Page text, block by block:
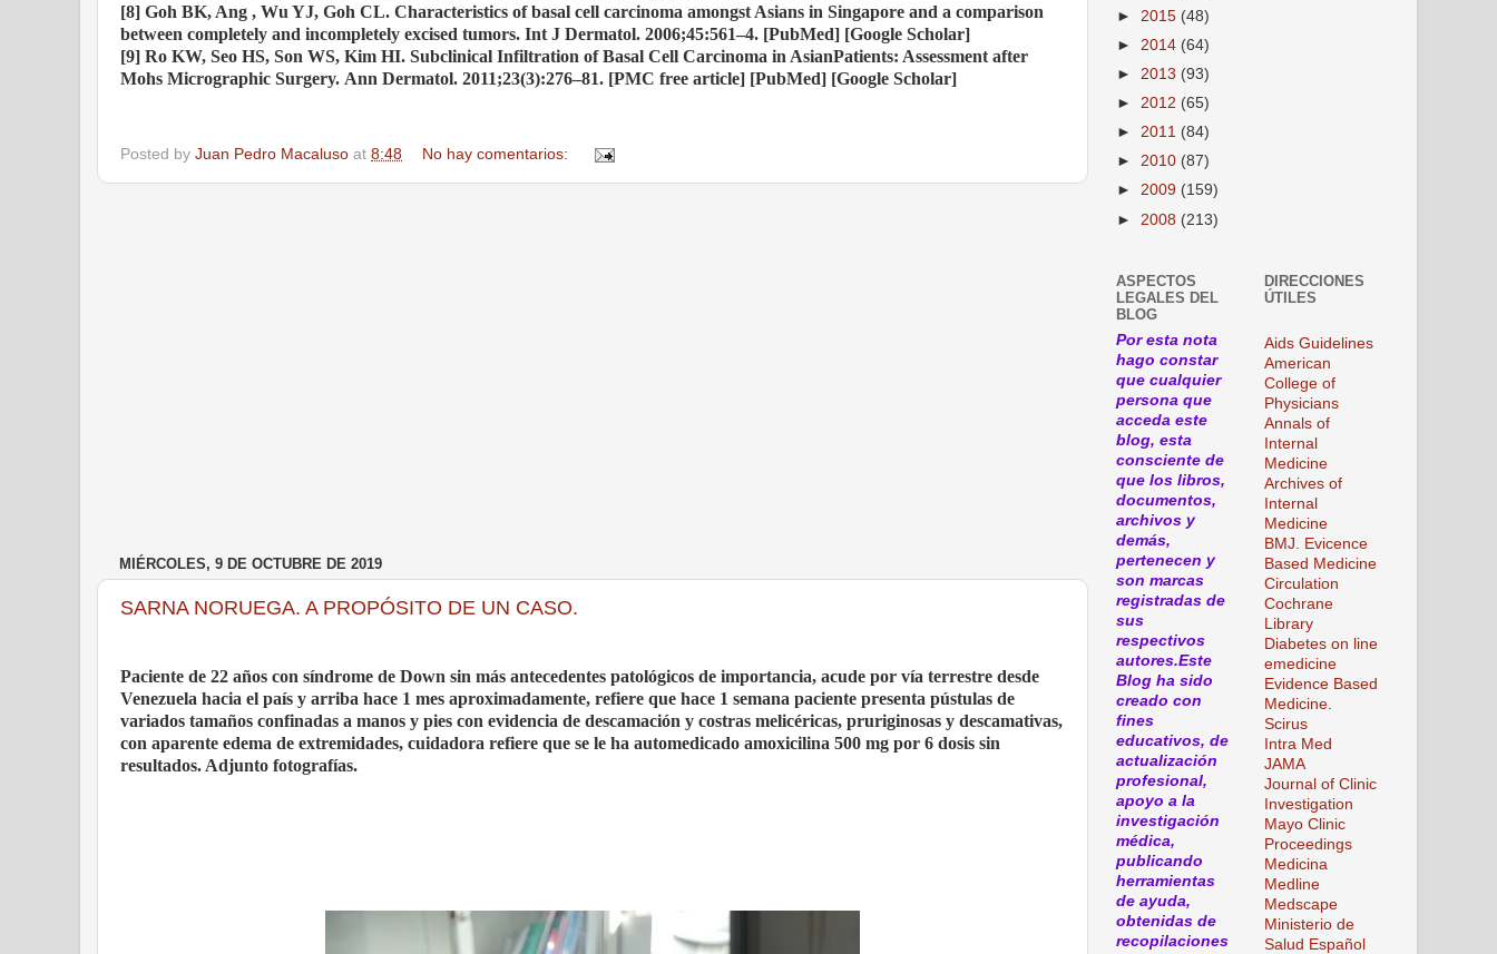
[8] Goh BK, Ang , Wu YJ, Goh CL. Characteristics of basal cell carcinoma amongst Asians in Singapore and a comparison
between completely and incompletely excised tumors. Int J Dermatol. 2006;45:561–4. [PubMed] [Google Scholar]
[9] Ro KW, Seo HS, Son WS, Kim HI. Subclinical Infiltration of Basal Cell Carcinoma in AsianPatients: Assessment after
Mohs Micrographic Surgery. Ann Dermatol. 2011;23(3):276–81. [PMC free article] [PubMed] [Google Scholar]
Posted by Juan Pedro Macaluso at 8:48 No hay comentarios:
MIÉRCOLES, 9 DE OCTUBRE DE 2019
SARNA NORUEGA. A PROPÓSITO DE UN CASO.
Paciente de 22 años con síndrome de Down sin más antecedentes patológicos de importancia, acude por vía terrestre desde
Venezuela hacia el país y arriba hace 1 mes aproximadamente, refiere que hace 1 semana paciente presenta pústulas de
variados tamaños confinadas a manos y pies con evidencia de descamación y costras melicéricas, pruriginosas y descamativas,
con aparente edema de extremidades, cuidadora refiere que se le ha automedicado amoxicilina 500 mg por 6 dosis sin
resultados. Adjunto fotografías.
► 2015 (48)
► 2014 (64)
► 2013 (93)
► 2012 (65)
► 2011 (84)
► 2010 (87)
► 2009 (159)
► 2008 (213)
ASPECTOS
LEGALES DEL
BLOG
Por esta nota
hago constar
que cualquier
persona que
acceda este
blog, esta
consciente de
que los libros,
documentos,
archivos y
demás,
pertenecen y
son marcas
registradas de
sus
respectivos
autores.Este
Blog ha sido
creado con
fines
educativos, de
actualización
profesional,
apoyo a la
investigación
médica,
publicando
herramientas
de ayuda,
obtenidas de
recopilaciones
DIRECCIONES
ÚTILES
Aids Guidelines
American
College of
Physicians
Annals of
Internal
Medicine
Archives of
Internal
Medicine
BMJ. Evicence
Based Medicine
Circulation
Cochrane
Library
Diabetes on line
emedicine
Evidence Based
Medicine.
Scirus
Intra Med
JAMA
Journal of Clinic
Investigation
Mayo Clinic
Proceedings
Medicina
Medline
Medscape
Ministerio de
Salud Español